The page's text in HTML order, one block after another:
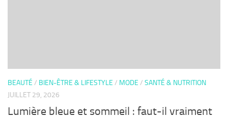
BEAUTÉ / BIEN-ÊTRE & LIFESTYLE / MODE / SANTÉ & NUTRITION
JUILLET 29, 2026
Lumière bleue et sommeil : faut-il vraiment